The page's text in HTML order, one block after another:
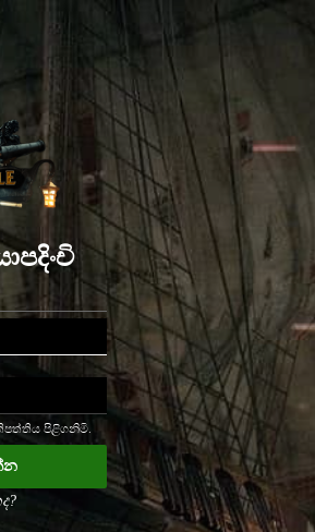
පිළිගනිමි.